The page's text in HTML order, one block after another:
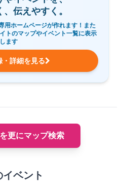
伝えやすく。
用ホームページが作れます！また
トのマップやイベント一覧に表示
します
・詳細を見る
更にマップ検索
ベント